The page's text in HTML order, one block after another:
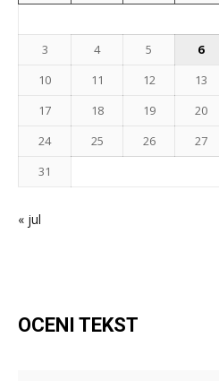
3
4 5 6
10
11 12 13
17
18 19 20
24
25 26 27
31
« jul
OCENI TEKST